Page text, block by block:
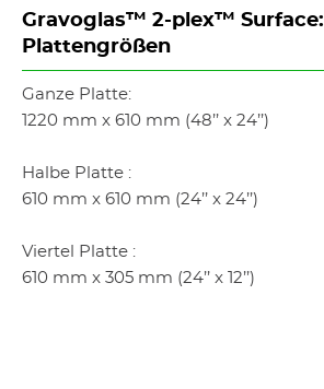
Gravoglas™ 2-plex™ Surface:
Plattengrößen
Ganze Platte:
1220 mm x 610 mm (48’’ x 24’’)
Halbe Platte :
610 mm x 610 mm (24’’ x 24’’)
Viertel Platte :
610 mm x 305 mm (24’’ x 12’’)